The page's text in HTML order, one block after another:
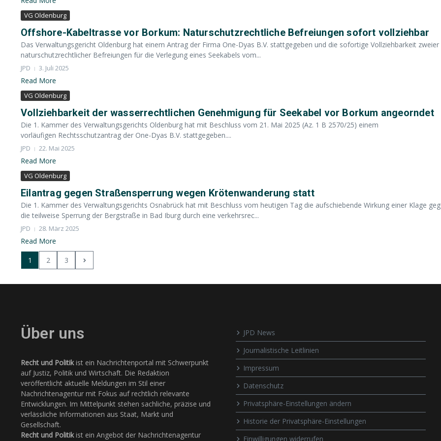
VG Oldenburg
Offshore-Kabeltrasse vor Borkum: Naturschutzrechtliche Befreiungen sofort vollziehbar
Das Verwaltungsgericht Oldenburg hat einem Antrag der Firma One-Dyas B.V. stattgegeben und die sofortige Vollziehbarkeit zweier
naturschutzrechtlicher Befreiungen für die Verlegung eines Seekabels vom...
JPD 3. Juli 2025
Read More
VG Oldenburg
Vollziehbarkeit der wasserrechtlichen Genehmigung für Seekabel vor Borkum angeorndet
Die 1. Kammer des Verwaltungsgerichts Oldenburg hat mit Beschluss vom 21. Mai 2025 (Az. 1 B 2570/25) einem
vorläufigen Rechtsschutzantrag der One-Dyas B.V. stattgegeben....
JPD 22. Mai 2025
Read More
VG Oldenburg
Eilantrag gegen Straßensperrung wegen Krötenwanderung statt
Die 1. Kammer des Verwaltungsgerichts Osnabrück hat mit Beschluss vom heutigen Tag die aufschiebende Wirkung einer Klage
die teilweise Sperrung der Bergstraße in Bad Iburg durch eine verkehrsrec...
JPD 28. März 2025
Read More
1 2 3
Über uns
Recht und Politikist ein Nachrichtenportal mit Schwerpunkt
auf Justiz, Politik und Wirtschaft. Die Redaktion
veröffentlicht aktuelle Meldungen im Stil einer
Nachrichtenagentur mit Fokus auf rechtlich relevante
Entwicklungen. Im Mittelpunkt stehen sachliche, präzise und
verlässliche Informationen aus Staat, Markt und
Gesellschaft.
Recht und Politikist ein Angebot der Nachrichtenagentur
JPD News
Journalistische Leitlinien
Impressum
Datenschutz
Privatsphäre-Einstellungen ändern
Historie der Privatsphäre-Einstellungen
Einwilligungen widerrufen